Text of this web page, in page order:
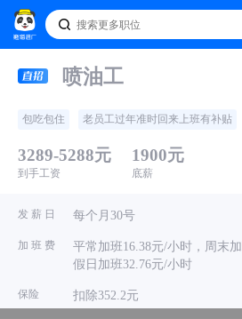
喷油工
包吃包住 老员工过年准时回来上班有补贴
3289-5288元
到手工资
1900元
底薪
发 薪 日 每个月30号
加 班 费
平常加班16.38元/小时，周末
假日加班32.76元/小时
保险 扣除352.2元